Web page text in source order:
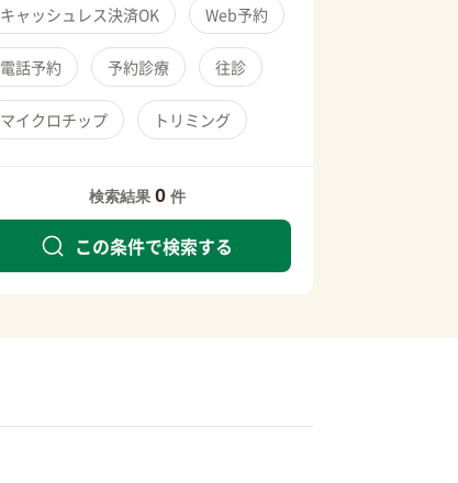
キャッシュレス決済OK Web予約
電話予約 予約診療 往診
マイクロチップ トリミング
検索結果 0 件
この条件で検索する